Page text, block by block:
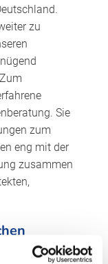
zu
Sie
zum
eng mit der
zusammen